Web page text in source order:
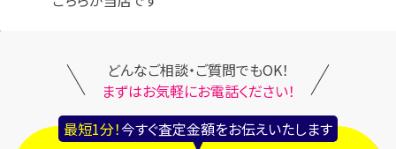
どんなご相談・ご質問でもOK！
まずはお気軽にお電話ください！
最短1分！今すぐ査定金額をお伝えいたします